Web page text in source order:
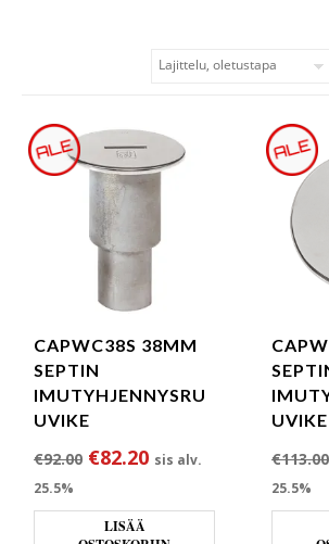
CAPWC38S 38MM
SEPTIN
IMUTYHJENNYSRU
UVIKE
€92.00 Alkuperäinen hinta oli:
€82.20Nykyinen hinta
sis alv.
25.5%
LISÄÄ
UVIKE
€113.00
25.5%